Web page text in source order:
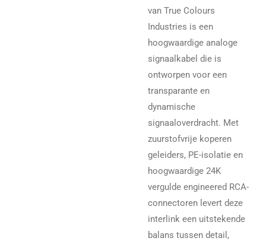
van True Colours
Industries is een
hoogwaardige analoge
signaalkabel die is
ontworpen voor een
transparante en
dynamische
signaaloverdracht. Met
zuurstofvrije koperen
geleiders, PE-isolatie en
hoogwaardige 24K
vergulde engineered RCA-
connectoren levert deze
interlink een uitstekende
balans tussen detail,